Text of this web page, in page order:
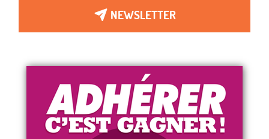
NEWSLETTER